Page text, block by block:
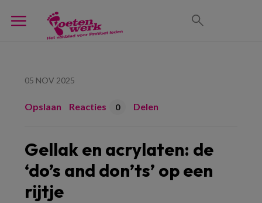
05 NOV 2025
Opslaan Reacties 0 Delen
Gellak en acrylaten: de
‘do’s and don’ts’ op een
rijtje